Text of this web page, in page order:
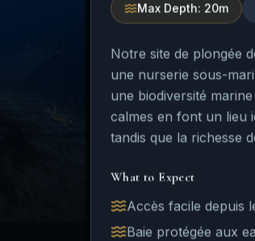
Max Depth: 20m
Notre site de plongée
une nurserie sous-
une biodiversité
calmes en font un lieu
tandis que la richesse
What to Expect
Accès facile depuis
Baie protégée aux